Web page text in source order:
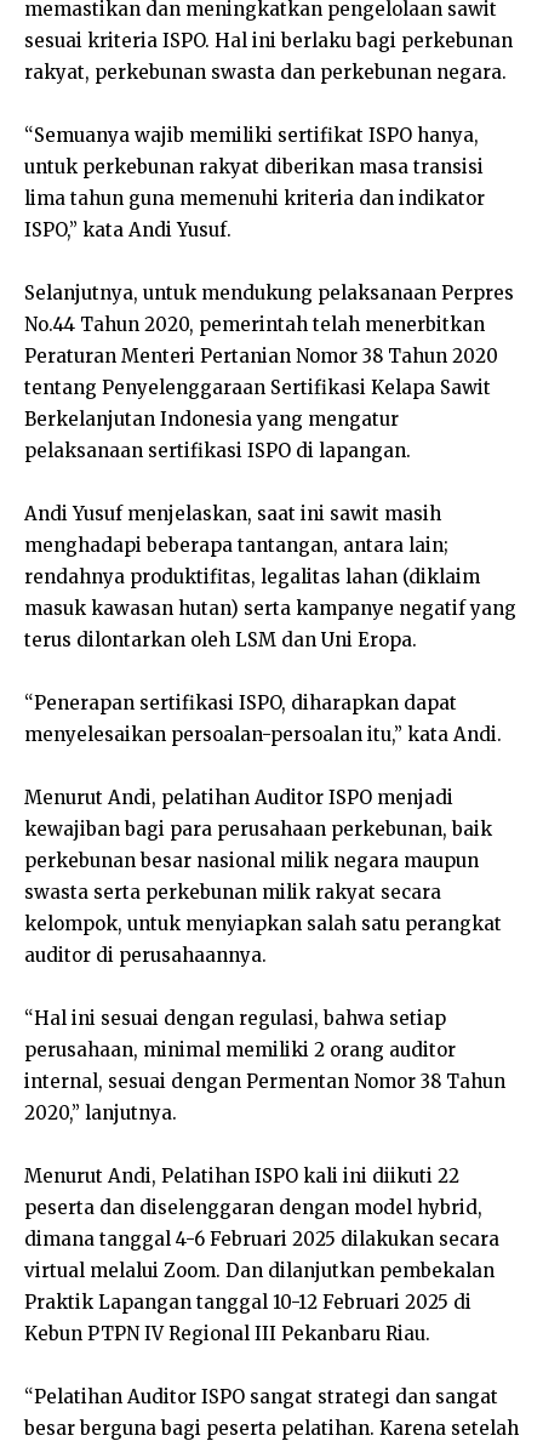
memastikan dan meningkatkan pengelolaan sawit
sesuai kriteria ISPO. Hal ini berlaku bagi perkebunan
rakyat, perkebunan swasta dan perkebunan negara.
“Semuanya wajib memiliki sertifikat ISPO hanya,
untuk perkebunan rakyat diberikan masa transisi
lima tahun guna memenuhi kriteria dan indikator
ISPO,” kata Andi Yusuf.
Selanjutnya, untuk mendukung pelaksanaan Perpres
No.44 Tahun 2020, pemerintah telah menerbitkan
Peraturan Menteri Pertanian Nomor 38 Tahun 2020
tentang Penyelenggaraan Sertifikasi Kelapa Sawit
Berkelanjutan Indonesia yang mengatur
pelaksanaan sertifikasi ISPO di lapangan.
Andi Yusuf menjelaskan, saat ini sawit masih
menghadapi beberapa tantangan, antara lain;
rendahnya produktifitas, legalitas lahan (diklaim
masuk kawasan hutan) serta kampanye negatif yang
terus dilontarkan oleh LSM dan Uni Eropa.
“Penerapan sertifikasi ISPO, diharapkan dapat
menyelesaikan persoalan-persoalan itu,” kata Andi.
Menurut Andi, pelatihan Auditor ISPO menjadi
kewajiban bagi para perusahaan perkebunan, baik
perkebunan besar nasional milik negara maupun
swasta serta perkebunan milik rakyat secara
kelompok, untuk menyiapkan salah satu perangkat
auditor di perusahaannya.
“Hal ini sesuai dengan regulasi, bahwa setiap
perusahaan, minimal memiliki 2 orang auditor
internal, sesuai dengan Permentan Nomor 38 Tahun
2020,” lanjutnya.
Menurut Andi, Pelatihan ISPO kali ini diikuti 22
peserta dan diselenggaran dengan model hybrid,
dimana tanggal 4-6 Februari 2025 dilakukan secara
virtual melalui Zoom. Dan dilanjutkan pembekalan
Praktik Lapangan tanggal 10-12 Februari 2025 di
Kebun PTPN IV Regional III Pekanbaru Riau.
“Pelatihan Auditor ISPO sangat strategi dan sangat
besar berguna bagi peserta pelatihan. Karena setelah